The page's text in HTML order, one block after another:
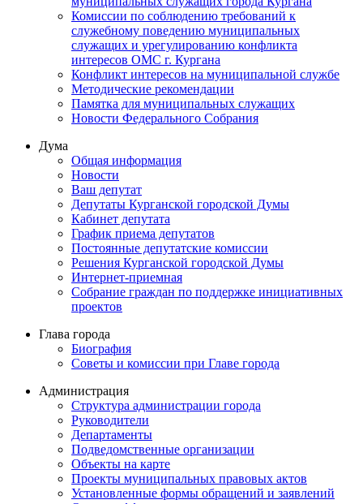
Комиссии по соблюдению требований к
служебному поведению муниципальных
служащих и урегулированию конфликта
интересов ОМС г. Кургана
Конфликт интересов на муниципальной службе
Методические рекомендации
Памятка для муниципальных служащих
Новости Федерального Cобрания
Дума
Общая информация
Новости
Ваш депутат
Депутаты Курганской городской Думы
Кабинет депутата
График приема депутатов
Постоянные депутатские комиссии
Решения Курганской городской Думы
Интернет-приемная
Собрание граждан по поддержке инициативных
проектов
Глава города
Биография
Советы и комиссии при Главе города
Администрация
Структура администрации города
Руководители
Департаменты
Подведомственные организации
Объекты на карте
Проекты муниципальных правовых актов
Установленные формы обращений и заявлений